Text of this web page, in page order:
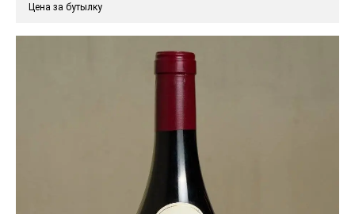
Цена за бутылку